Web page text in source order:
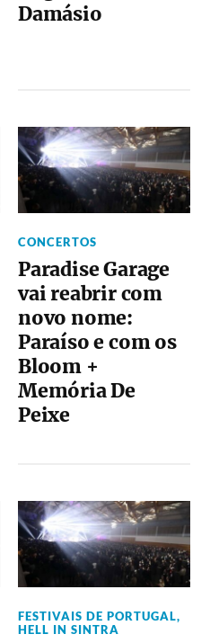
Damásio
CONCERTOS
Paradise Garage
vai reabrir com
novo nome:
Paraíso e com os
Bloom +
Memória De
Peixe
FESTIVAIS DE PORTUGAL,
HELL IN SINTRA